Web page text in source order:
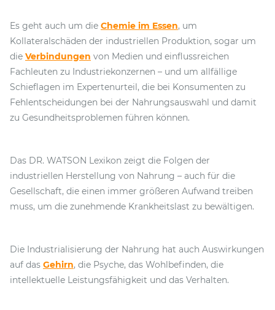
Es geht auch um die Chemie im Essen, um
Kollateralschäden der industriellen Produktion, sogar um
die Verbindungen von Medien und einflussreichen
Fachleuten zu Industriekonzernen – und um allfällige
Schieflagen im Expertenurteil, die bei Konsumenten zu
Fehlentscheidungen bei der Nahrungsauswahl und damit
zu Gesundheitsproblemen führen können.
Das DR. WATSON Lexikon zeigt die Folgen der
industriellen Herstellung von Nahrung – auch für die
Gesellschaft, die einen immer größeren Aufwand treiben
muss, um die zunehmende Krankheitslast zu bewältigen.
Die Industrialisierung der Nahrung hat auch Auswirkungen
auf das Gehirn, die Psyche, das Wohlbefinden, die
intellektuelle Leistungsfähigkeit und das Verhalten.